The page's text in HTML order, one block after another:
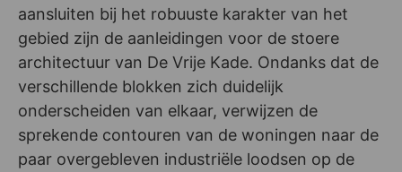
aansluiten bij het robuuste karakter van het
gebied zijn de aanleidingen voor de stoere
architectuur van De Vrije Kade. Ondanks dat de
verschillende blokken zich duidelijk
onderscheiden van elkaar, verwijzen de
sprekende contouren van de woningen naar de
paar overgebleven industriële loodsen op de